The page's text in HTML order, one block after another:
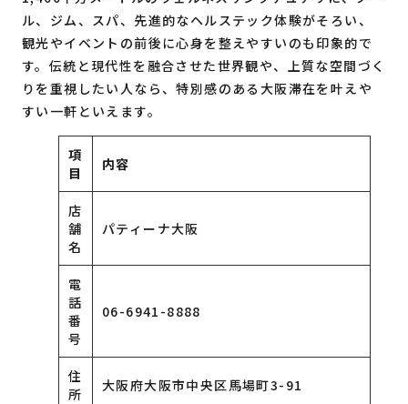
ル、ジム、スパ、先進的なヘルステック体験がそろい、
観光やイベントの前後に心身を整えやすいのも印象的で
す。伝統と現代性を融合させた世界観や、上質な空間づく
りを重視したい人なら、特別感のある大阪滞在を叶えや
すい一軒といえます。
項
目
内容
店
舗
名
パティーナ大阪
電
話
番
号
06-6941-8888
住
所
大阪府大阪市中央区馬場町3-91